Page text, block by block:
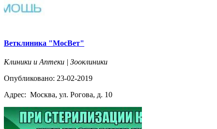
Ветклиника "МосВет"
Клиники и Аптеки | Зооклиники
Опубликовано: 23-02-2019
Адрес: Москва, ул. Рогова, д. 10